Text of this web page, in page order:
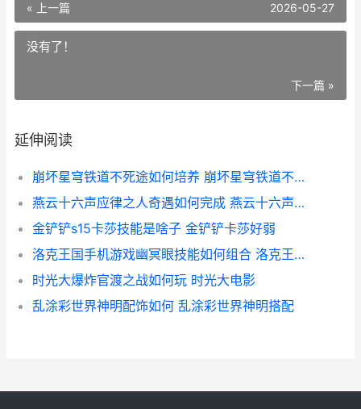
« 上一篇 2026-05-27
没有了！
下一篇 »
延伸阅读
崩坏星穹铁道不死途如何培养 崩坏星穹铁道不死途背景故事
燕云十六声应律之人奇遇如何完成 燕云十六声律准石有什么用
金铲铲s15卡莎技能是啥子 金铲铲卡莎好弱
洛克王国手机游戏幽冥眼技能如何组合 洛克王国手机游戏彩色的马叫什么
时光大爆炸官渡之战如何玩 时光大电影
乱涂彩世界神明配饰如何 乱涂彩世界神明搭配